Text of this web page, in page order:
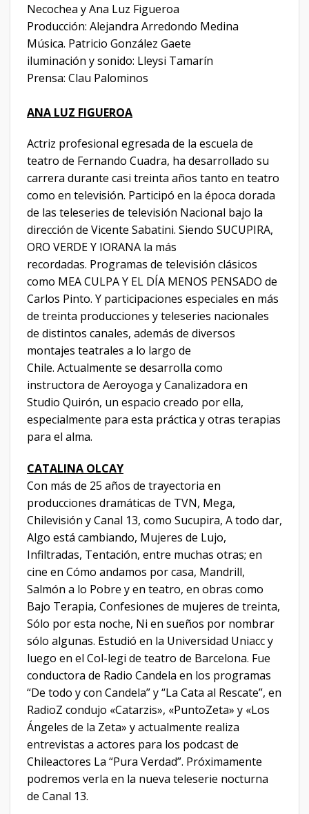
Necochea y Ana Luz Figueroa
Producción: Alejandra Arredondo Medina
Música. Patricio González Gaete
iluminación y sonido: Lleysi Tamarín
Prensa: Clau Palominos
ANA LUZ FIGUEROA
Actriz profesional egresada de la escuela de
teatro de Fernando Cuadra, ha desarrollado su
carrera durante casi treinta años tanto en teatro
como en televisión. Participó en la época dorada
de las teleseries de televisión Nacional bajo la
dirección de Vicente Sabatini. Siendo SUCUPIRA,
ORO VERDE Y IORANA la más
recordadas. Programas de televisión clásicos
como MEA CULPA Y EL DÍA MENOS PENSADO de
Carlos Pinto. Y participaciones especiales en más
de treinta producciones y teleseries nacionales
de distintos canales, además de diversos
montajes teatrales a lo largo de
Chile. Actualmente se desarrolla como
instructora de Aeroyoga y Canalizadora en
Studio Quirón, un espacio creado por ella,
especialmente para esta práctica y otras terapias
para el alma.
CATALINA OLCAY
Con más de 25 años de trayectoria en
producciones dramáticas de TVN, Mega,
Chilevisión y Canal 13, como Sucupira, A todo dar,
Algo está cambiando, Mujeres de Lujo,
Infiltradas, Tentación, entre muchas otras; en
cine en Cómo andamos por casa, Mandrill,
Salmón a lo Pobre y en teatro, en obras como
Bajo Terapia, Confesiones de mujeres de treinta,
Sólo por esta noche, Ni en sueños por nombrar
sólo algunas. Estudió en la Universidad Uniacc y
luego en el Col-legi de teatro de Barcelona. Fue
conductora de Radio Candela en los programas
“De todo y con Candela” y “La Cata al Rescate”, en
RadioZ condujo «Catarzis», «PuntoZeta» y «Los
Ángeles de la Zeta» y actualmente realiza
entrevistas a actores para los podcast de
Chileactores La “Pura Verdad”. Próximamente
podremos verla en la nueva teleserie nocturna
de Canal 13.